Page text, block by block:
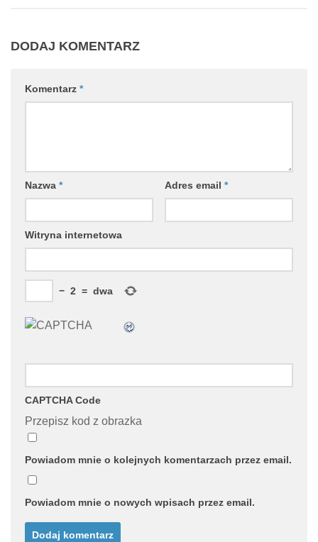
DODAJ KOMENTARZ
Komentarz *
Nazwa * Adres email *
Witryna internetowa
− 2 = dwa
CAPTCHA Code
Przepisz kod z obrazka
Powiadom mnie o kolejnych komentarzach przez email.
Powiadom mnie o nowych wpisach przez email.